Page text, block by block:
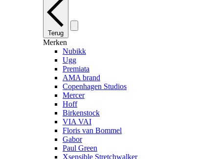
Terug
Merken
Nubikk
Ugg
Premiata
AMA brand
Copenhagen Studios
Mercer
Hoff
Birkenstock
VIA VAI
Floris van Bommel
Gabor
Paul Green
Xsensible Stretchwalker